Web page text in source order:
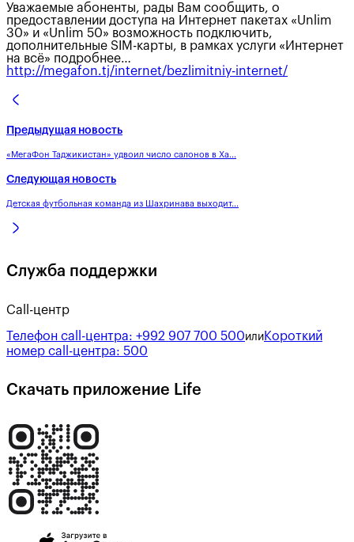
Уважаемые абоненты, рады Вам сообщить, о
предоставлении доступа на Интернет пакетах «Unlim
30» и «Unlim 50» возможность подключить,
дополнительные SIM-карты, в рамках услуги «Интернет
на всё» подробнее…
http://megafon.tj/internet/bezlimitniy-internet/
Предыдущая новость
«МегаФон Таджикистан» удвоил число салонов в Ха...
Следующая новость
Детская футбольная команда из Шахринава выходит...
Служба поддержки
Call-центр
Телефон call-центра: +992 907 700 500или Короткий
номер call-центра: 500
Скачать приложение Life